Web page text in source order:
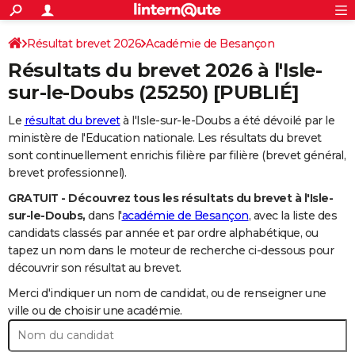
ACTUALITÉS
Politique
Société
Faits Divers
Education
Monde
Villes
+
SPORT
Coupe du monde 2026
Football
Tennis
Cyclisme
Rugby
Forum
CULTURE
FINANCE
Retraite
Impôts
Epargne
Immobilier
Risques naturels par ville
Banque
Assurance
Crédit
Essais
Réserver un essai
Citadines
Berlines
SUV
Forum auto
+
HIGH-TECH
Mobiles
Meilleur smartphone
Internet
Ordinateurs
Jeux vidéo
Guide high-tech
BRICOLAGE
Forum
Aménagement intérieur
Extérieur
Cuisine
Salle de bains
Jardinage
Rangement
+
Guides de France
Escapades
Patrimoine
Expositions
Musées
Week-end nature
+
Art de vivre
Bien-être
Loisirs
Mode
Modes de vie
+ SANTE
Alimentation
Guide de la santé
Maladies
Médicaments
Sommeil
VOYAGE
Rechercher
S'inscrire
Connexion
Résultat brevet 2026 Académie de Besançon
Résultats du brevet 2026 à l'Isle-
sur-le-Doubs(25250) [PUBLIÉ]
Le résultat du brevetà l'Isle-sur-le-Doubs a été dévoilé par le
ministère de l'Education nationale. Les résultats du brevet
sont continuellement enrichis filière par filière (brevet général,
brevet professionnel).
GRATUIT - Découvrez tous les résultats du brevet à l'Isle-
sur-le-Doubs, dans l'académie de Besançon, avec la liste des
candidats classés par année et par ordre alphabétique, ou
tapez un nom dans le moteur de recherche ci-dessous pour
découvrir son résultat au brevet.
Merci d'indiquer un nom de candidat, ou de renseigner une
ville ou de choisir une académie.